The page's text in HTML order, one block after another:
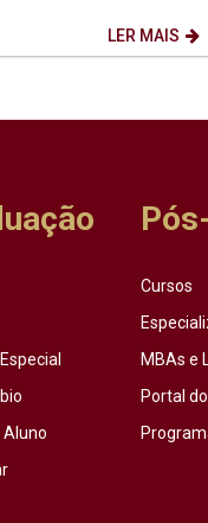
LER MAIS
Aluno
Cursos
MBAs e
Portal